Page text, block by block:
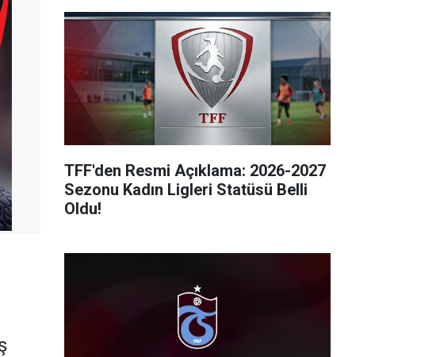
TFF'den Resmi Açıklama: 2026-2027
Sezonu Kadın Ligleri Statüsü Belli
Oldu!